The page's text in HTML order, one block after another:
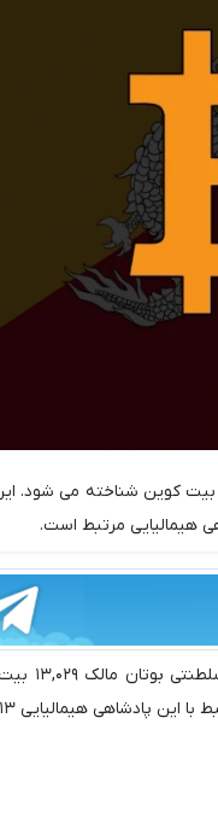
بزرگ دارنده بیت کوین شناخته
هیمالیایی مرتبط است.